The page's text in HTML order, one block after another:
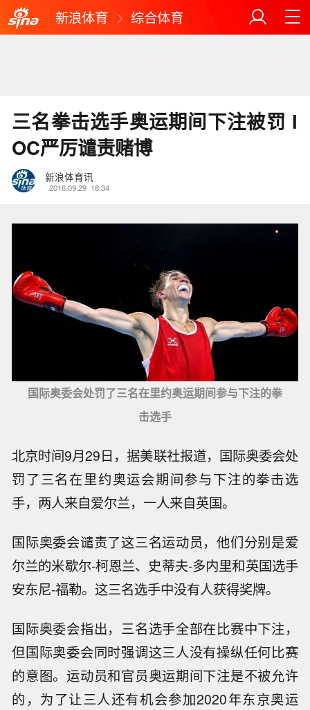
新浪体育 综合体育
三名拳击选手奥运期间下注被罚 I
OC严厉谴责赌博
新浪体育讯
2016.09.29 18:34
国际奥委会处罚了三名在里约奥运期间参与下注的拳
击选手
北京时间9月29日，据美联社报道，国际奥委会处
罚了三名在里约奥运会期间参与下注的拳击选
手，两人来自爱尔兰，一人来自英国。
国际奥委会谴责了这三名运动员，他们分别是爱
尔兰的米歇尔-柯恩兰、史蒂夫-多内里和英国选手
安东尼-福勒。这三名选手中没有人获得奖牌。
国际奥委会指出，三名选手全部在比赛中下注，
但国际奥委会同时强调这三人没有操纵任何比赛
的意图。运动员和官员奥运期间下注是不被允许
的，为了让三人还有机会参加2020年东京奥运